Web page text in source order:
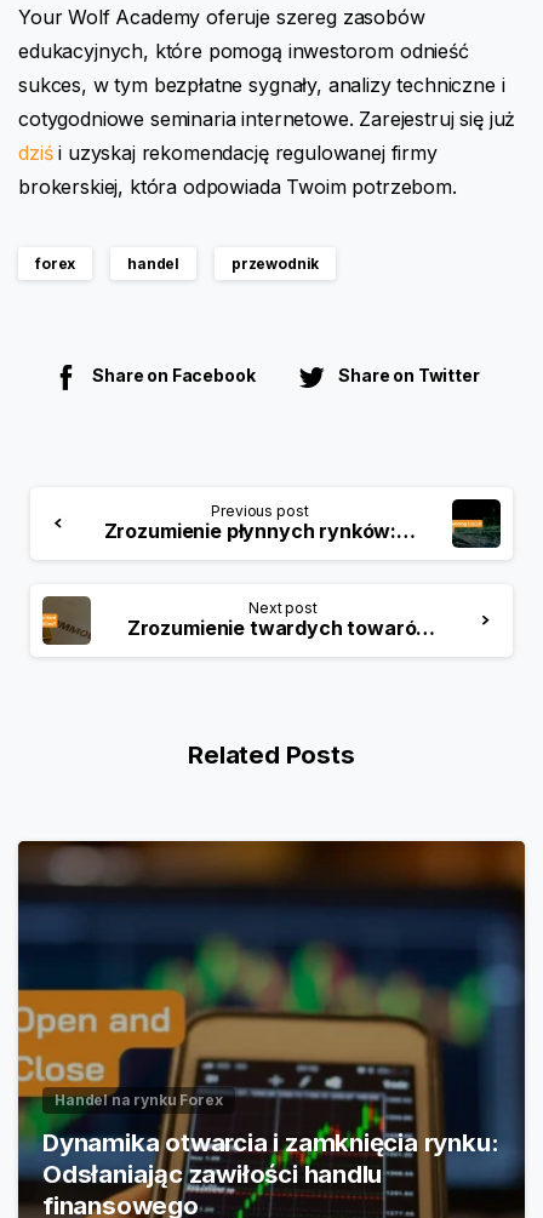
Your Wolf Academy oferuje szereg zasobów
edukacyjnych, które pomogą inwestorom odnieść
sukces, w tym bezpłatne sygnały, analizy techniczne i
cotygodniowe seminaria internetowe. Zarejestruj się już
dziśi uzyskaj rekomendację regulowanej firmy
brokerskiej, która odpowiada Twoim potrzebom.
forex handel przewodnik
Share on Facebook Share on Twitter
Previous post
Zrozumienie płynnych rynków: Wszystko, co musisz wiedzieć
Next post
Zrozumienie twardych towarów: Kompleksowy przewodnik
Related Posts
Handel na rynku Forex
Dynamika otwarcia i zamknięcia rynku:
Odsłaniając zawiłości handlu
finansowego